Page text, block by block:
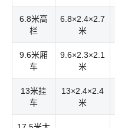
6.8米高
栏
6.8×2.4×2.7
米
9.6米厢
车
9.6×2.3×2.1
米
13米挂
车
13×2.4×2.4
米